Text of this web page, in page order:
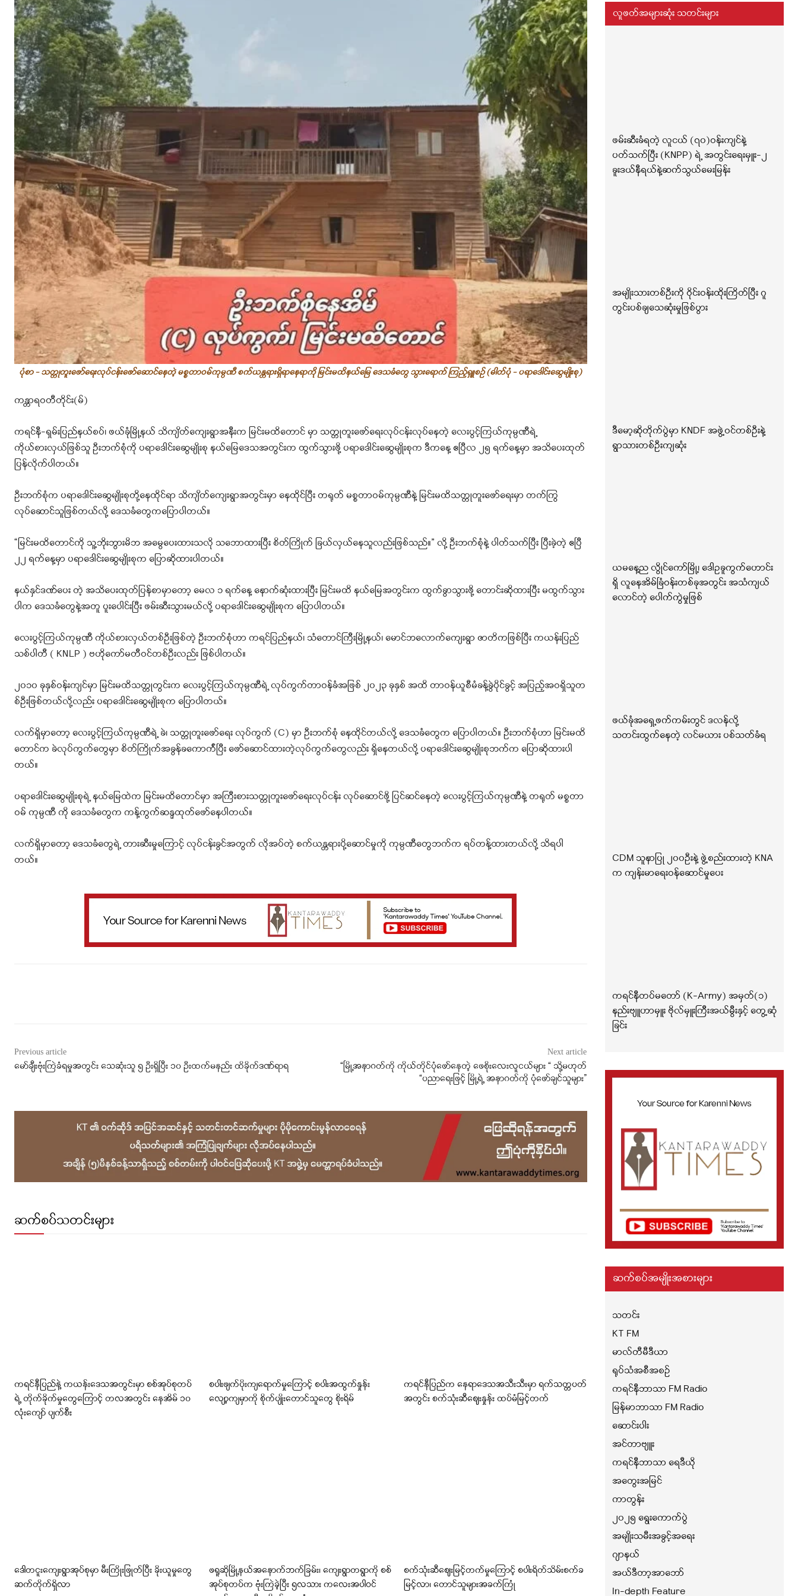
ပုံစာ - သတ္တုတူးဖော်ရေးလုပ်ငန်းဖော်ဆောင်နေတဲ့ မစ္စတာ၀မ်ကုမ္ပဏီ စက်ယန္တရားရှိရာနေရာကို မြင်းမထိနယ်မြေ ဒေသခံတွေ သွားရောက် ကြည့်ရှူစဥ် (ဓါတ်ပုံ - ပရာဒေါင်းဆွေမျိုးစု)
ကန္တာရဝတီတိုင်း(မ်)
ကရင်နီ-ရှမ်းပြည်နယ်စပ်၊ ဖယ်ခုံမြို့နယ် သိကျိတ်ကျေးရွာအနီးက မြင်းမထိတောင် မှာ သတ္တုတူးဖော်ရေးလုပ်ငန်းလုပ်နေတဲ့ လေးပွင့်ကြယ်ကုမ္ပဏီရဲ့
ကိုယ်စားလှယ်ဖြစ်သူ ဦးဘက်စုံကို ပရာဒေါင်းဆွေမျိုးစု နယ်မြေဒေသအတွင်းက ထွက်သွားဖို့ ပရာဒေါင်းဆွေမျိုးစုက ဒီကနေ့ ဧပြီလ ၂၅ ရက်နေ့မှာ အသိပေးထုတ်
ပြန်လိုက်ပါတယ်။
ဦးဘက်စုံက ပရာဒေါင်းဆွေမျိုးစုတို့နေထိုင်ရာ သိကျိတ်ကျေးရွာအတွင်းမှာ နေထိုင်ပြီး တရုတ် မစ္စတာဝမ်ကုမ္ပဏီနဲ့ မြင်းမထိသတ္တုတူးဖော်ရေးမှာ တက်ကြွ
လုပ်ဆောင်သူဖြစ်တယ်လို့ ဒေသခံတွေကပြောပါတယ်။
“မြင်းမထိတောင်ကို သူ့ဘိုးဘွားမိဘ အမွေပေးထားသလို သဘောထားပြီး စိတ်ကြိုက် ခြယ်လှယ်နေသူလည်းဖြစ်သည်။” လို့ ဦးဘက်စုံနဲ့ ပါတ်သက်ပြီး ပြီးခဲ့တဲ့ ဧပြီ
၂၂ ရက်‌နေ့မှာ ပရာဒေါင်းဆွေမျိုးစုက ပြောဆိုထားပါတယ်။
နယ်နှင်ဒဏ်ပေး တဲ့ အသိပေးထုတ်ပြန်စာမှာတော့ မေလ ၁ ရက်နေ့ နောက်ဆုံးထားပြီး မြင်းမထိ နယ်မြေအတွင်းက ထွက်ခွာသွားဖို့ တောင်းဆိုထားပြီး မထွက်သွား
ပါက ဒေသခံတွေနဲ့အတူ ပူးပေါင်းပြီး ဖမ်းဆီးသွားမယ်လို့ ပရာဒေါင်းဆွေမျိုးစုက ပြောပါတယ်။
လေးပွင့်ကြယ်ကုမ္ပဏီ ကိုယ်စားလှယ်တစ်ဦးဖြစ်တဲ့ ဦးဘက်စုံဟာ ကရင်ပြည်နယ်၊ သံတောင်ကြီးမြို့နယ်၊ မောင်ဘလောက်ကျေးရွာ ဇာတိကဖြစ်ပြီး ကယန်းပြည်
သစ်ပါတီ ( KNLP ) ဗဟိုကော်မတီဝင်တစ်ဦးလည်း ဖြစ်ပါတယ်။
၂၀၁၀ ခုနှစ်ဝန်းကျင်မှာ မြင်းမထိသတ္တုတွင်းက လေးပွင့်ကြယ်ကုမ္ပဏီရဲ့ လုပ်ကွက်တာဝန်ခံအဖြစ် ၂၀၂၃ ခုနှစ် အထိ တာဝန်ယူစီမံခန့်ခွဲပိုင်ခွင့် အပြည့်အဝရှိသူတ
စ်ဦးဖြစ်တယ်လို့လည်း ပရာဒေါင်းဆွေမျိုးစုက ပြောပါတယ်။
လက်ရှိမှာတော့ လေးပွင့်ကြယ်ကုမ္ပဏီရဲ့ ခဲ၊ သတ္တုတူးဖော်ရေး လုပ်ကွက် (C) မှာ ဦးဘက်စုံ နေထိုင်တယ်လို့ ဒေသခံတွေက ပြောပါတယ်။ ဦးဘက်စုံဟာ မြင်းမထိ
တောင်က ခဲလုပ်ကွက်တွေမှာ စိတ်ကြိုက်အခွန်ခကောက်ံပြီး ဖော်ဆောင်ထားတဲ့လုပ်ကွက်တွေလည်း ရှိနေတယ်လို့ ပရာဒေါင်းဆွေမျိုးစုဘက်က ပြောဆိုထားပါ
တယ်။
ပရာဒေါင်းဆွေမျိုးစုရဲ့ နယ်မြေထဲက မြင်းမထိတောင်မှာ အကြီးစားသတ္တုတူးဖော်ရေးလုပ်ငန်း လုပ်ဆောင်ဖို့ ပြင်ဆင်နေတဲ့ လေးပွင့်ကြယ်ကုမ္ပဏီနဲ့ တရုတ် မစ္စတာ
ဝမ် ကုမ္ပဏီ ကို ဒေသခံတွေက ကန့်ကွက်ဆန္ဒထုတ်ဖော်နေပါတယ်။
လက်ရှိမှာတော့ ဒေသခံတွေရဲ့ တားဆီးမှုကြောင့် လုပ်ငန်းခွင်အတွက် လိုအပ်တဲ့ စက်ယန္တရားပို့ဆောင်မှုကို ကုမ္ပဏီတွေဘက်က ရပ်တန့်ထားတယ်လို့ သိရပါ
တယ်။
Previous article
မော်ချီးဗုံးကြဲခံရမှုအတွင်း သေဆုံးသူ ၅ ဦးရှိပြီး ၁၀ ဦးထက်မနည်း ထိခိုက်ဒဏ်ရာရ
Next article
“မြို့အနာဂတ်ကို ကိုယ်တိုင်ပုံဖော်နေတဲ့ ဖေစိုးလေးလူငယ်များ “ သို့မဟုတ်
“ပညာရေးဖြင့် မြို့ရဲ့ အနာဂတ်ကို ပုံဖော်ချင်သူများ”
ဆက်စပ်သတင်းများ
ကရင်နီပြည်နဲ့ ကယန်းဒေသအတွင်းမှာ စစ်အုပ်စုတပ်
ရဲ့ တိုက်ခိုက်မှုတွေကြောင့် တလအတွင်း နေအိမ် ၁၀
လုံးကျော် ပျက်စီး
စပါးဖျက်ပိုးကျရောက်မှုကြောင့် စပါးအထွက်နှုန်း
လျော့ကျမှာကို စိုက်ပျိုးတောင်သူတွေ စိုးရိမ်
ကရင်နီပြည်က နေရာဒေသအသီးသီးမှာ ရက်သတ္တပတ်
အတွင်း စက်သုံးဆီဈေးနှုန်း ထပ်မံမြင့်တက်
ဒေါတငူးကျေးရွာအုပ်စုမှာ မီးကြိုးဖြုတ်ပြီး ခိုးယူမှုတွေ
ဆက်တိုက်ရှိလာ
ဖရူဆိုမြို့နယ်အနောက်ဘက်ခြမ်း၊ ကျေးရွာတရွာကို စစ်
အုပ်စုတပ်က ဗုံးကြဲခဲ့ပြီး ၅လသား ကလေးအပါဝင်
စက်သုံးဆီဈေးမြင့်တက်မှုကြောင့် စပါးရိတ်သိမ်းစက်ခ
မြင့်လာ၊ တောင်သူများအခက်ကြုံ
လူဖတ်အများဆုံး သတင်းများ
ဖမ်းဆီးခံရတဲ့ လူငယ် (၇၀)ဝန်းကျင်နဲ့
ပတ်သက်ပြီး (KNPP) ရဲ့ အတွင်းရေးမှူး-၂
ခူးဒယ်နီရယ်နဲ့ဆက်သွယ်မေးမြန်း
အမျိုးသားတစ်ဦးကို ဝိုင်းဝန်းထိုးကြိတ်ပြီး ဂူ
တွင်းပစ်ချသေဆုံးမှုဖြစ်ပွား
ဒီမော့ဆိုတိုက်ပွဲမှာ KNDF အဖွဲ့ဝင်တစ်ဦးနဲ့
ရွာသားတစ်ဦးကျဆုံး
ယမနေ့ည လွိုင်ကော်မြို့၊ ဒေါဥခူကွက်ဟောင်း
ရှိ လူနေအိမ်ခြံဝန်းတစ်ခုအတွင်း အသံကျယ်
လောင်တဲ့ ပေါက်ကွဲမှုဖြစ်
ဖယ်ခုံအရှေ့ဖက်ကမ်းတွင် ဒလန်လို့
သတင်းထွက်နေတဲ့ လင်မယား ပစ်သတ်ခံရ
CDM သူနာပြု ၂၀၀ဦးနဲ့ ဖွဲ့စည်းထားတဲ့ KNA
က ကျန်းမာရေးဝန်ဆောင်မှုပေး
ကရင်နီတပ်မတော် (K-Army) အမှတ်(၁)
နည်းဗျူဟာမှူး ဗိုလ်မှူးကြီးအယ်မွီးနှင့် တွေ့ဆုံ
ခြင်း
ဆက်စပ်အမျိုးအစားများ
သတင်း
KT FM
မာလ်တီမီဒီယာ
ရုပ်သံအစီအစဉ်
ကရင်နီဘာသာ FM Radio
မြန်မာဘာသာ FM Radio
ဆောင်းပါး
အင်တာဗျူး
ကရင်နီဘာသာ ရေဒီယို
အတွေးအမြင်
ကာတွန်း
၂၀၂၅ ရွေးကောက်ပွဲ
အမျိုးသမီးအခွင့်အရေး
ဂျာနယ်
အယ်ဒီတာ့အာဘော်
In-depth Feature